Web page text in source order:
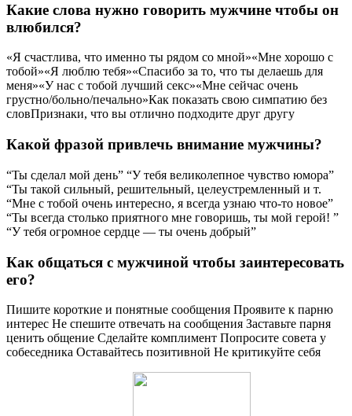
Какие слова нужно говорить мужчине чтобы он
влюбился?
«Я счастлива, что именно ты рядом со мной»«Мне хорошо с
тобой»«Я люблю тебя»«Спасибо за то, что ты делаешь для
меня»«У нас с тобой лучший секс»«Мне сейчас очень
грустно/больно/печально»Как показать свою симпатию без
словПризнаки, что вы отлично подходите друг другу
Какой фразой привлечь внимание мужчины?
“Ты сделал мой день” “У тебя великолепное чувство юмора”
“Ты такой сильный, решительный, целеустремленный и т.
“Мне с тобой очень интересно, я всегда узнаю что-то новое”
“Ты всегда столько приятного мне говоришь, ты мой герой! ”
“У тебя огромное сердце — ты очень добрый”
Как общаться с мужчиной чтобы заинтересовать
его?
Пишите короткие и понятные сообщения Проявите к парню
интерес Не спешите отвечать на сообщения Заставьте парня
ценить общение Сделайте комплимент Попросите совета у
собеседника Оставайтесь позитивной Не критикуйте себя